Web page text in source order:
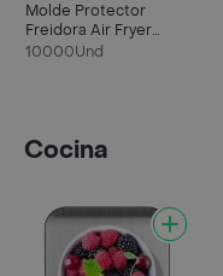
Molde Protector
Freidora Air Fryer
Silicona Reutilizable
10000Und
Cocina